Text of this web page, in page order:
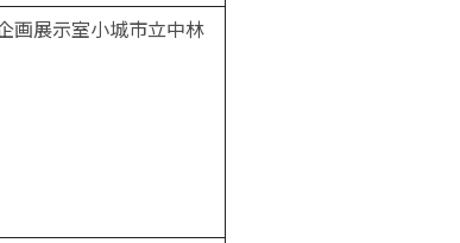
展示室小城市立中林